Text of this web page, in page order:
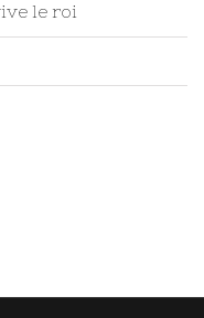
le roi